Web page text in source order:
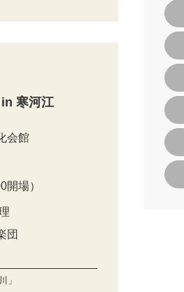
寒河江
会館
開場）
団
」